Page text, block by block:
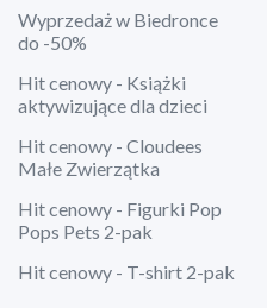
Wyprzedaż w Biedronce
do -50%
Hit cenowy - Książki
aktywizujące dla dzieci
Hit cenowy - Cloudees
Małe Zwierzątka
Hit cenowy - Figurki Pop
Pops Pets 2-pak
Hit cenowy - T-shirt 2-pak